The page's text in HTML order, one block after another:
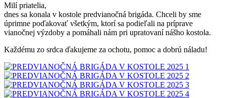
Milí priatelia,
dnes sa konala v kostole predvianočná brigáda. Chceli by sme
úprimne poďakovať všetkým, ktorí sa podieľali na príprave
vianočnej výzdoby a pomáhali nám pri upratovaní nášho kostola.
Každému zo srdca ďakujeme za ochotu, pomoc a dobrú náladu!